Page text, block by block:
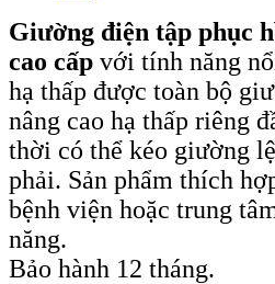
Giường điện tập phục
cao cấp với tính năng
hạ thấp được toàn bộ
nâng cao hạ thấp riêng
thời có thể kéo giường
phải. Sản phẩm thích
bệnh viện hoặc trung
năng.
Bảo hành 12 tháng.